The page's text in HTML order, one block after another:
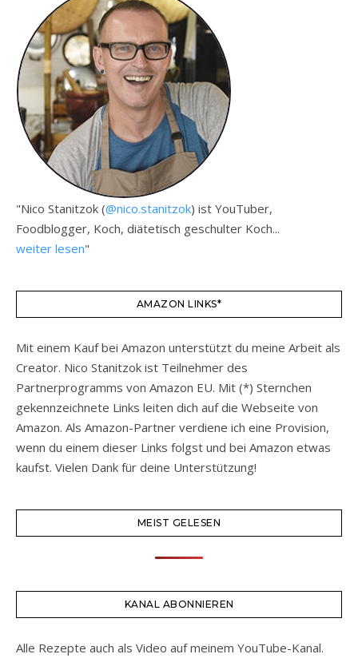
"Nico Stanitzok (@nico.stanitzok) ist YouTuber,
Foodblogger, Koch, diätetisch geschulter Koch...
weiter lesen"
AMAZON LINKS*
Mit einem Kauf bei Amazon unterstützt du meine Arbeit als
Creator. Nico Stanitzok ist Teilnehmer des
Partnerprogramms von Amazon EU. Mit (*) Sternchen
gekennzeichnete Links leiten dich auf die Webseite von
Amazon. Als Amazon-Partner verdiene ich eine Provision,
wenn du einem dieser Links folgst und bei Amazon etwas
kaufst. Vielen Dank für deine Unterstützung!
MEIST GELESEN
KANAL ABONNIEREN
Alle Rezepte auch als Video auf meinem YouTube-Kanal.